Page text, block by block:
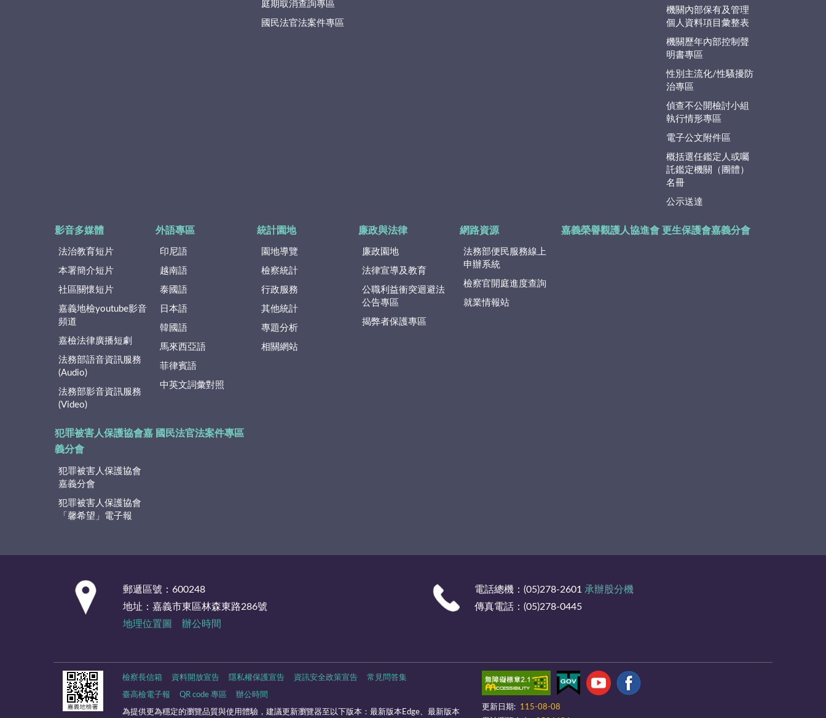
庭期取消查詢專區
國民法官法案件專區
機關內部保有及管理
個人資料項目彙整表
機關歷年內部控制聲
明書專區
性別主流化/性騷擾防
治專區
偵查不公開檢討小組
執行情形專區
電子公文附件區
概括選任鑑定人或囑
託鑑定機關（團體）
名冊
公示送達
影音多媒體
法治教育短片
本署簡介短片
社區關懷短片
嘉義地檢youtube影音
頻道
嘉檢法律廣播短劇
法務部語音資訊服務
(Audio)
法務部影音資訊服務
(Video)
外語專區
印尼語
越南語
泰國語
日本語
韓國語
馬來西亞語
菲律賓語
中英文詞彙對照
統計園地
園地導覽
檢察統計
行政服務
其他統計
專題分析
相關網站
廉政與法律
廉政園地
法律宣導及教育
公職利益衝突迴避法
公告專區
揭弊者保護專區
網路資源
法務部便民服務線上
申辦系統
檢察官開庭進度查詢
就業情報站
嘉義榮譽觀護人協進會 更生保護會嘉義分會
犯罪被害人保護協會嘉
義分會
犯罪被害人保護協會
嘉義分會
犯罪被害人保護協會
「馨希望」電子報
國民法官法案件專區
郵遞區號：600248
地址：嘉義市東區林森東路286號
地理位置圖
辦公時間
電話總機：(05)278-2601 承辦股分機
傳真電話：(05)278-0445
檢察長信箱 資料開放宣告 隱私權保護宣告 資訊安全政策宣告 常見問答集
臺高檢電子報 QR code 專區 辦公時間
為提供更為穩定的瀏覽品質與使用體驗，建議更新瀏覽器至以下版本：最新版本Edge、最新版本
更新日期:
115-08-08